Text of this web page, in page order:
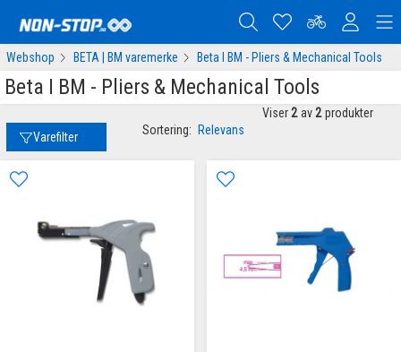
Webshop BETA | BM varemerke Beta I BM - Pliers & Mechanical Tools
Beta I BM - Pliers & Mechanical Tools
Varefilter Sortering: Relevans
Viser 2 av 2 produkter